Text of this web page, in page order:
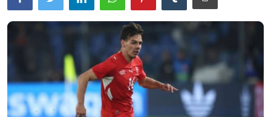
SHOWBIZ
SPORT
JETA